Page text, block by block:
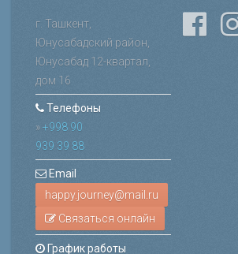
г. Ташкент,
Юнусабадский район,
Юнусабад 12-квартал,
дом 16
Телефоны
»+998 90
939 39 88
Email
Связаться онлайн
График работы